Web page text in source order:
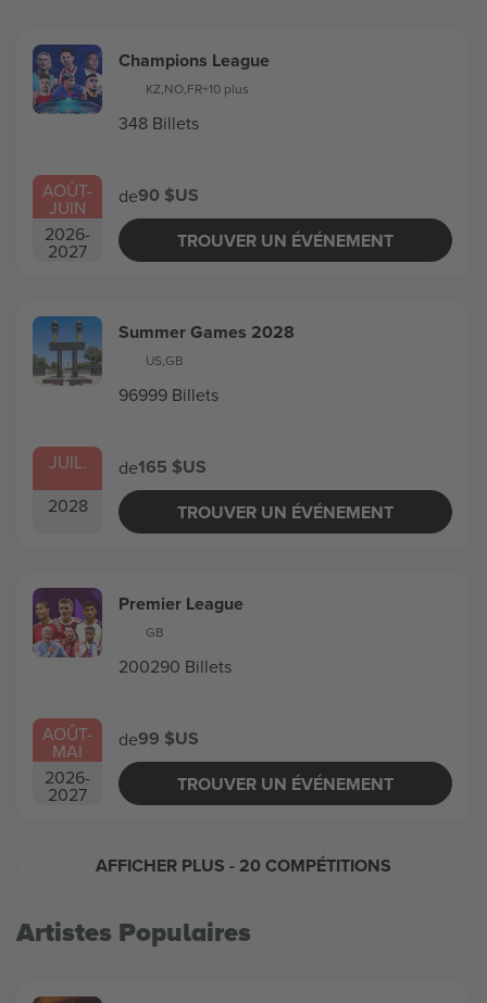
AOÛT-
JUIN
2026-
2027
Champions League
KZ,NO,FR+10 plus
348 Billets
de90 $US
TROUVER UN ÉVÉNEMENT
JUIL.
2028
Summer Games 2028
US,GB
96999 Billets
de165 $US
TROUVER UN ÉVÉNEMENT
AOÛT-
MAI
2026-
2027
Premier League
GB
200290 Billets
de99 $US
TROUVER UN ÉVÉNEMENT
AFFICHER PLUS - 20 COMPÉTITIONS
Artistes Populaires